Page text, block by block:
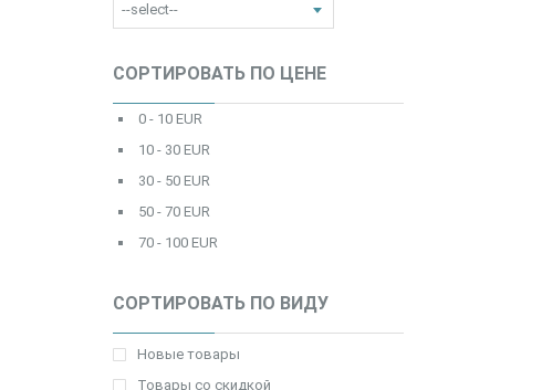
СОРТИРОВАТЬ ПО ЦЕНЕ
0 - 10 EUR
10 - 30 EUR
30 - 50 EUR
50 - 70 EUR
70 - 100 EUR
СОРТИРОВАТЬ ПО ВИДУ
Новые товары
Товары со скидкой